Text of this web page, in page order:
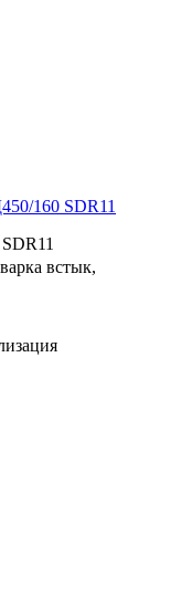
встык,